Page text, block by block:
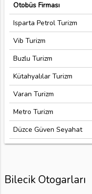
Otobüs Firması
Isparta Petrol Turizm
Vib Turizm
Buzlu Turizm
Kütahyalılar Turizm
Varan Turizm
Metro Turizm
Düzce Güven Seyahat
Bilecik Otogarları